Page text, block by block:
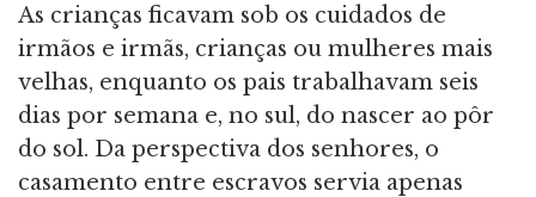
As crianças ficavam sob os cuidados de
irmãos e irmãs, crianças ou mulheres mais
velhas, enquanto os pais trabalhavam seis
dias por semana e, no sul, do nascer ao pôr
do sol. Da perspectiva dos senhores, o
casamento entre escravos servia apenas